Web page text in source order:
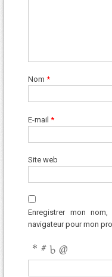
Nom *
E-mail *
Site web
Enregistrer mon
navigateur pour mon